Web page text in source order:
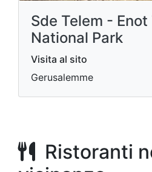
Sde Telem - Enot
National Park
Visita al sito
Gerusalemme
Ristoranti